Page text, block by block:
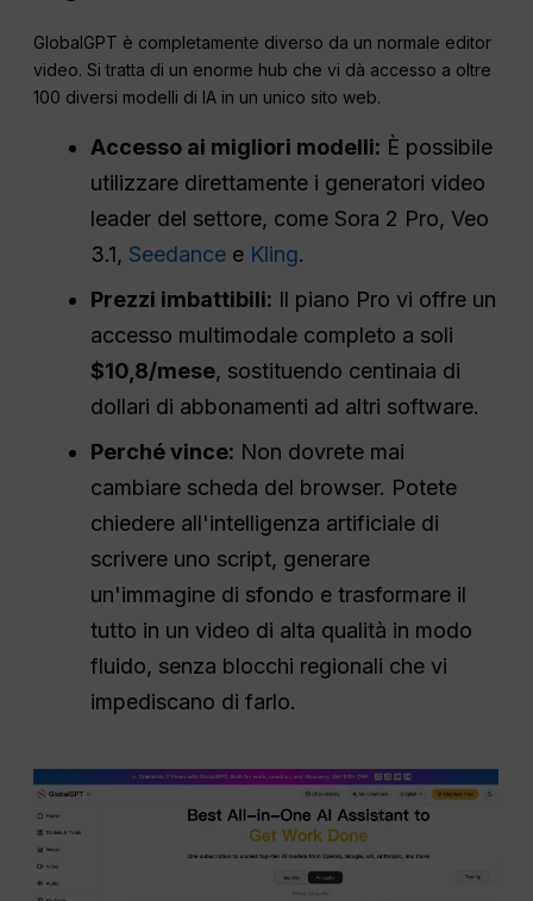
GlobalGPT è completamente diverso da un normale editor
video. Si tratta di un enorme hub che vi dà accesso a oltre
100 diversi modelli di IA in un unico sito web.
Accesso ai migliori modelli: È possibile
utilizzare direttamente i generatori video
leader del settore, come Sora 2 Pro, Veo
3.1, Seedance e Kling.
Prezzi imbattibili: Il piano Pro vi offre un
accesso multimodale completo a soli
$10,8/mese, sostituendo centinaia di
dollari di abbonamenti ad altri software.
Perché vince: Non dovrete mai
cambiare scheda del browser. Potete
chiedere all'intelligenza artificiale di
scrivere uno script, generare
un'immagine di sfondo e trasformare il
tutto in un video di alta qualità in modo
fluido, senza blocchi regionali che vi
impediscano di farlo.